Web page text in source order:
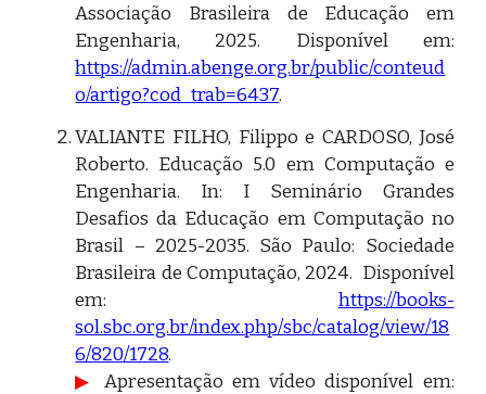
Associação Brasileira de Educação em
Engenharia, 2025. Disponível em:
https://admin.abenge.org.br/public/conteud
o/artigo?cod_trab=6437.
VALIANTE FILHO, Filippo e CARDOSO, José
Roberto. Educação 5.0 em Computação e
Engenharia. In: I Seminário Grandes
Desafios da Educação em Computação no
Brasil – 2025-2035. São Paulo: Sociedade
Brasileira de Computação, 2024. Disponível
em: https://books-
sol.sbc.org.br/index.php/sbc/catalog/view/18
6/820/1728.
▶
Apresentação em vídeo disponível em: